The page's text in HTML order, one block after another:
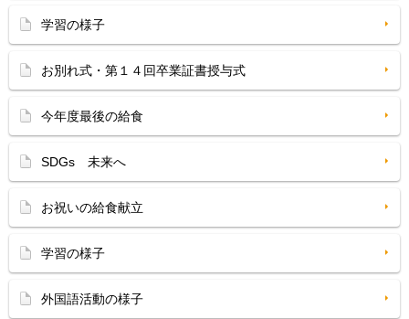
学習の様子
お別れ式・第１４回卒業証書授与式
今年度最後の給食
SDGs 未来へ
お祝いの給食献立
学習の様子
外国語活動の様子